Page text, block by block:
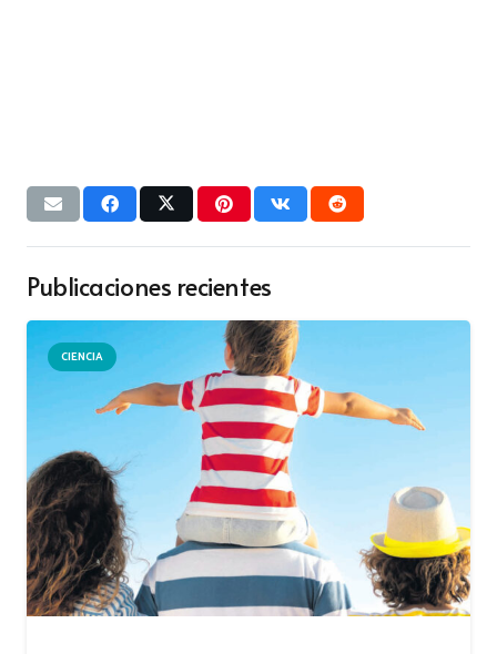
Publicaciones recientes
CIENCIA